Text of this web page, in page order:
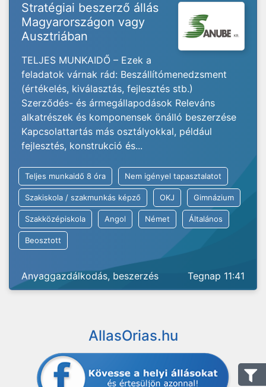
Stratégiai beszerző állás
Magyarországon vagy
Ausztriában
TELJES MUNKAIDŐ – Ezek a
feladatok várnak rád: Beszállítómenedzsment
(értékelés, kiválasztás, fejlesztés stb.)
Szerződés- és ármegállapodások Releváns
alkatrészek és komponensek önálló beszerzése
Kapcsolattartás más osztályokkal, például
fejlesztés, konstrukció és...
Teljes munkaidő 8 óra Nem igényel tapasztalatot
Szakiskola / szakmunkás képző OKJ Gimnázium
Szakközépiskola Angol Német Általános
Beosztott
Anyaggazdálkodás, beszerzés Tegnap 11:41
AllasOrias.hu